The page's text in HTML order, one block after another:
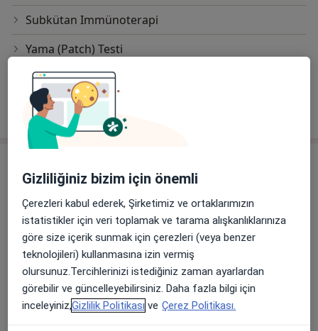
Subkütan Immünoterapi
Yama (Patch) Testi
Çocuk Immünizasyonu(Aşılanması)
Çocuklarda Allerjen İmmunoterapi
Dokuz Eylül Üniversitesi Hastanesi
Mithatpaşa Caddesi No:1606 İnciraltı Yerleşkesi,
35340
Haritayı büyütyeni bir sekmede açılır
Uygunluk
Bu adres için online randevu takvimi mevcut değil
Gizliliğiniz bizim için önemli
Çerezleri kabul ederek, Şirketimiz ve ortaklarımızın
istatistikler için veri toplamak ve tarama alışkanlıklarınıza
göre size içerik sunmak için çerezleri (veya benzer
teknolojileri) kullanmasına izin vermiş
olursunuz.Tercihlerinizi istediğiniz zaman ayarlardan
görebilir ve güncelleyebilirsiniz. Daha fazla bilgi için
inceleyiniz,Gizlilik Politikası ve Çerez Politikası.